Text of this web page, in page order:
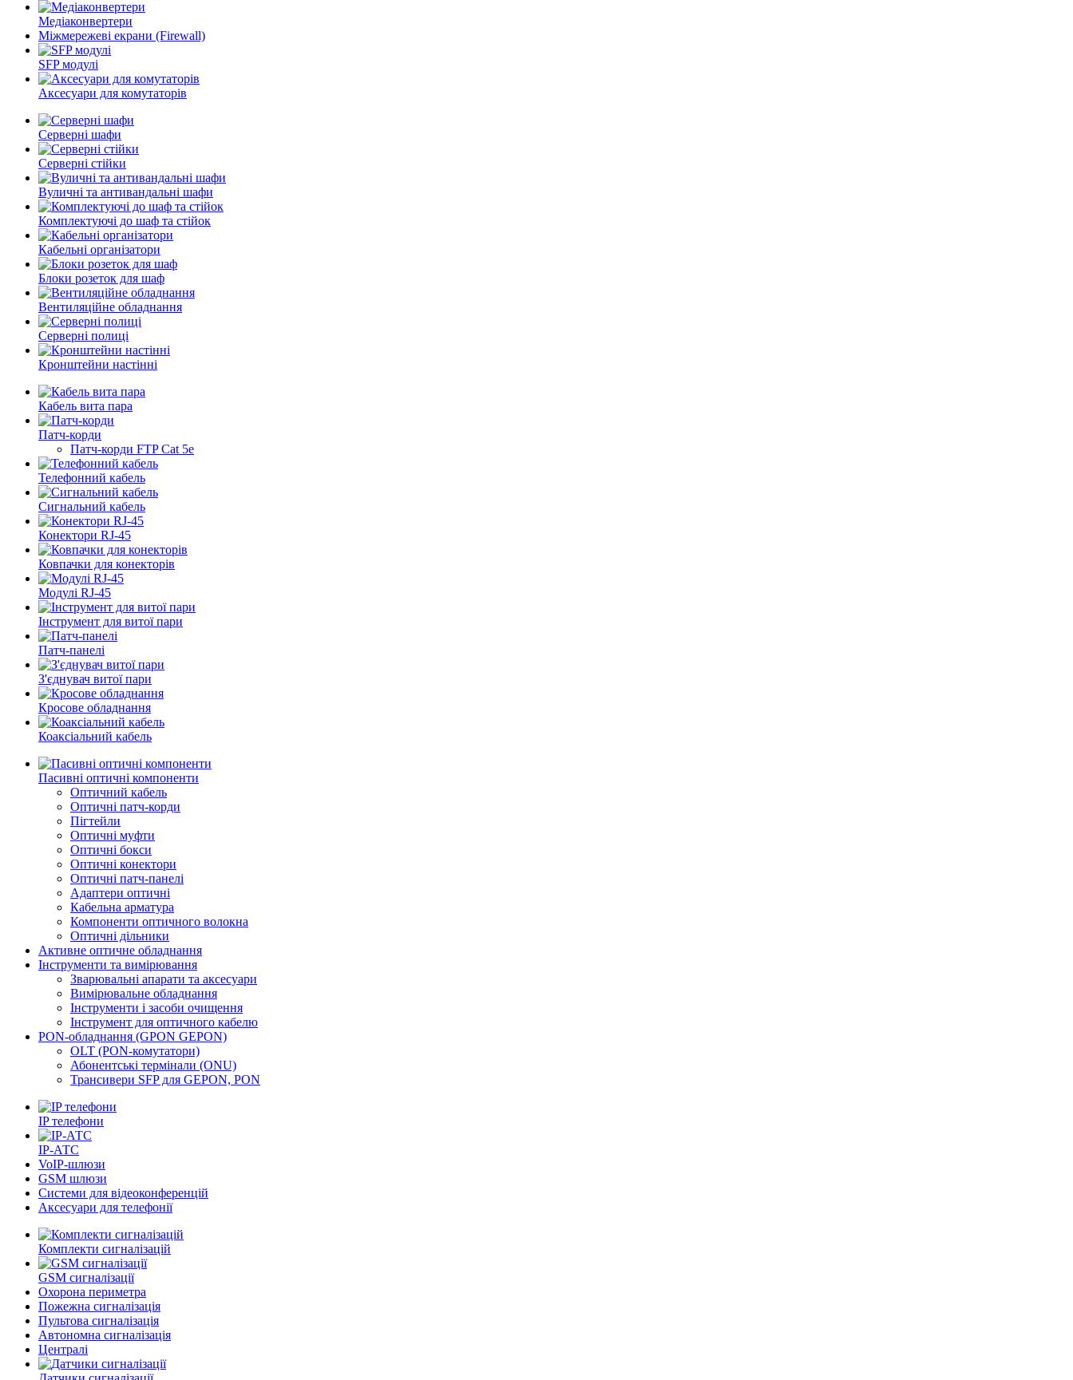
Медіаконвертери
Міжмережеві екрани (Firewall)
SFP модулі
Аксесуари для комутаторів
Серверні шафи
Серверні стійки
Вуличні та антивандальні шафи
Комплектуючі до шаф та стійок
Кабельні організатори
Блоки розеток для шаф
Вентиляційне обладнання
Cерверні полиці
Кронштейни настінні
Кабель вита пара
Патч-корди
Патч-корди FTP Cat 5е
Телефонний кабель
Сигнальний кабель
Конектори RJ-45
Ковпачки для конекторів
Модулі RJ-45
Інструмент для витої пари
Патч-панелі
З'єднувач витої пари
Кросове обладнання
Коаксіальний кабель
Пасивні оптичні компоненти
Оптичний кабель
Оптичні патч-корди
Пігтейли
Оптичні муфти
Оптичні бокси
Оптичні конектори
Оптичні патч-панелі
Адаптери оптичні
Кабельна арматура
Компоненти оптичного волокна
Оптичні дільники
Активне оптичне обладнання
Інструменти та вимірювання
Зварювальні апарати та аксесуари
Вимірювальне обладнання
Інструменти і засоби очищення
Інструмент для оптичного кабелю
PON-обладнання (GPON GEPON)
OLT (PON-комутатори)
Абонентські термінали (ONU)
Трансивери SFP для GEPON, PON
IP телефони
IP-АТС
VoIP-шлюзи
GSM шлюзи
Системи для відеоконференцій
Аксесуари для телефонії
Комплекти сигналізацій
GSM сигналізації
Охорона периметра
Пожежна сигналізація
Пультова сигналізація
Автономна сигналізація
Централі